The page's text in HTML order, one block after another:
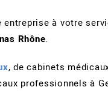
entreprise à votre
Rhône.
, de cabinets
professionnels à